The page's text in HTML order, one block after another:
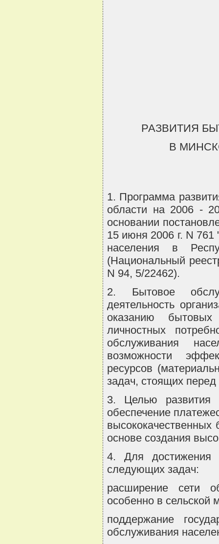
РАЗВИТИЯ
В
1. Программа
области на 2006 -
основании
15 июня 2006 г. N
населения в
(Национальный
N 94, 5/22462).
2. Бытовое
деятельность
оказанию
личностных
обслуживания
возможности
ресурсов
задач, стоящих
3. Целью развития
обеспечение
высококачественных
основе создания
4. Для достижения
следующих задач:
расширение сети
особенно в сельской
поддержание
обслуживания